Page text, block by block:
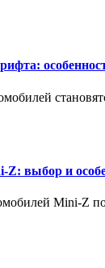
Z: выбор и
Mini-Z